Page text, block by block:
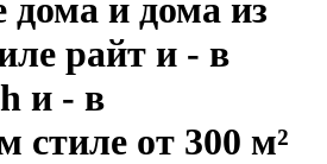
дома и дома из
райт и - в
и - в
стиле от 300 м²